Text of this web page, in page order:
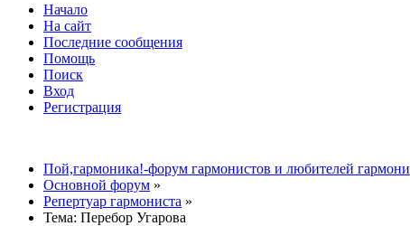
Начало
На сайт
Последние сообщения
Помощь
Поиск
Вход
Регистрация
Пой,гармоника!-форум гармонистов и любителей гармони
Основной форум »
Репертуар гармониста »
Тема: Перебор Угарова